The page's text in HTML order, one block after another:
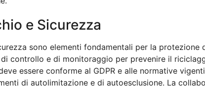
e Sicurezza
sono elementi fondamentali per la
controllo e di monitoraggio per prevenire il
essere conforme al GDPR e alle normative
di autolimitazione e di autoesclusione. La